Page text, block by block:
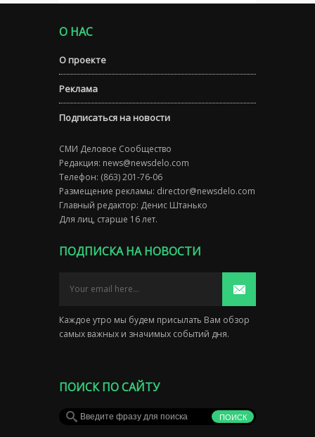
О НАС
О проекте
Реклама
Подписаться на новости
СМИ Деловое Сообщество
Редакция: news@newsdelo.com
Телефон: (863) 201-76-06
Размещение рекламы: director@newsdelo.com
Главный редактор: Денис Штанько
Для лиц, старше 16 лет.
ПОДПИСКА НА НОВОСТИ
Каждое утро мы будем присылать Вам обзор
самых важных и значимых событий дня.
ПОИСК ПО САЙТУ